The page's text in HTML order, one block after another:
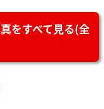
をすべて見る(全